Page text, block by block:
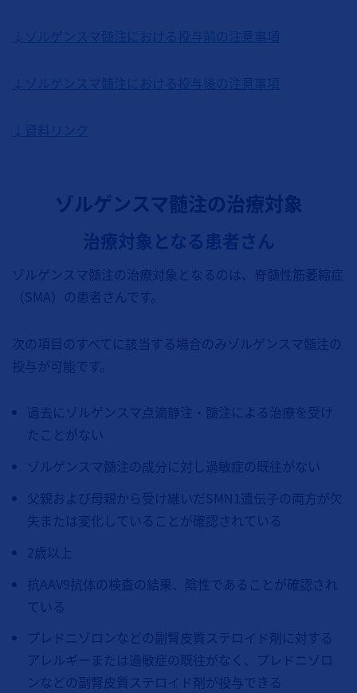
↓ゾルゲンスマ髄注における投与前の注意事項
↓ゾルゲンスマ髄注における投与後の注意事項
↓資料リンク
ゾルゲンスマ髄注の治療対象
治療対象となる患者さん
ゾルゲンスマ髄注の治療対象となるのは、脊髄性筋萎縮症
（SMA）の患者さんです。
次の項目のすべてに該当する場合のみゾルゲンスマ髄注の
投与が可能です。
過去にゾルゲンスマ点滴静注・髄注による治療を受け
たことがない
ゾルゲンスマ髄注の成分に対し過敏症の既往がない
父親および母親から受け継いだ SMN1遺伝子の両方が欠
失または変化していることが確認されている
2歳以上
抗AAV9抗体の検査の結果、陰性であることが確認され
ている
プレドニゾロンなどの副腎皮質ステロイド剤に対する
アレルギーまたは過敏症の既往がなく、プレドニゾロ
ンなどの副腎皮質ステロイド剤が投与できる